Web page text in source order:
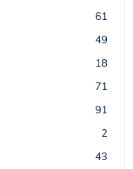
61
49
18
71
91
2
43